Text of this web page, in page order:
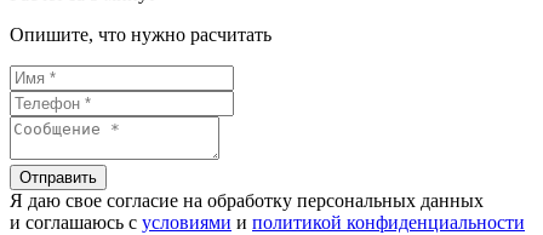
Опишите, что нужно расчитать
Отправить
Я даю свое согласие на обработку персональных данных
и соглашаюсь с условиями и политикой конфиденциальности